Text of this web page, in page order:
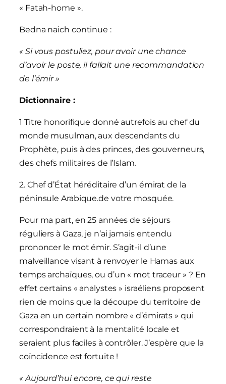
« Fatah-home ».
Bedna naich continue :
« Si vous postuliez, pour avoir une chance
d’avoir le poste, il fallait une recommandation
de l’émir »
Dictionnaire :
1 Titre honorifique donné autrefois au chef du
monde musulman, aux descendants du
Prophète, puis à des princes, des gouverneurs,
des chefs militaires de l’Islam.
2. Chef d’État héréditaire d’un émirat de la
péninsule Arabique.de votre mosquée.
Pour ma part, en 25 années de séjours
réguliers à Gaza, je n’ai jamais entendu
prononcer le mot émir. S’agit-il d’une
malveillance visant à renvoyer le Hamas aux
temps archaïques, ou d’un « mot traceur » ? En
effet certains « analystes » israéliens proposent
rien de moins que la découpe du territoire de
Gaza en un certain nombre « d’émirats » qui
correspondraient à la mentalité locale et
seraient plus faciles à contrôler. J’espère que la
coïncidence est fortuite !
« Aujourd’hui encore, ce qui reste